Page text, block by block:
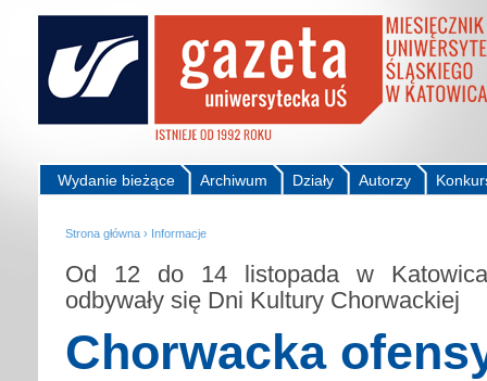
Autorzy
Działy
Archiwum
Wydanie bieżące
Strona główna › Informacje
Od 12 do 14 listopada w
odbywały się Dni Kultury Chorwackiej
Chorwacka